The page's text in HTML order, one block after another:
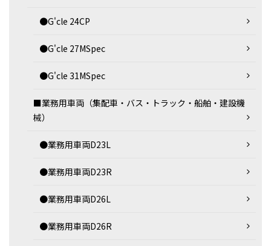
●G'cle 24CP
●G'cle 27MSpec
●G'cle 31MSpec
■業務用車両（集配車・バス・トラック・船舶・建設機
械）
●業務用車両D23L
●業務用車両D23R
●業務用車両D26L
●業務用車両D26R